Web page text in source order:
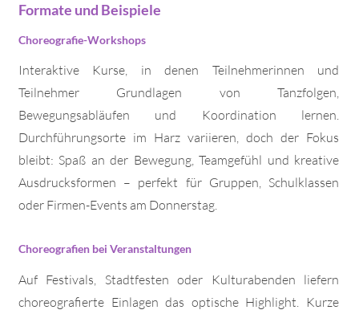
Formate und Beispiele
Choreografie-Workshops
Interaktive Kurse, in denen Teilnehmerinnen und
Teilnehmer Grundlagen von Tanzfolgen,
Bewegungsabläufen und Koordination lernen.
Durchführungsorte im Harz variieren, doch der Fokus
bleibt: Spaß an der Bewegung, Teamgefühl und kreative
Ausdrucksformen – perfekt für Gruppen, Schulklassen
oder Firmen-Events am Donnerstag.
Choreografien bei Veranstaltungen
Auf Festivals, Stadtfesten oder Kulturabenden liefern
choreografierte Einlagen das optische Highlight. Kurze